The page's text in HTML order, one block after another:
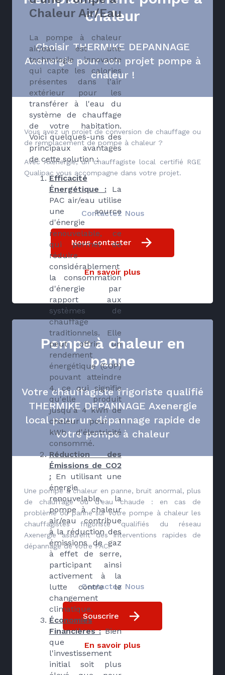
Chaleur Air/Eau
La pompe à chaleur
air/eau est une
technologie innovante
qui capte les calories
présentes dans l'air
extérieur pour les
transférer à l'eau du
système de chauffage
de votre habitation.
Voici quelques-uns des
principaux avantages
de cette solution :
Efficacité
Énergétique :La
PAC air/eau utilise
une source
d'énergie
renouvelable, ce
qui permet de
réduire
considérablement
la consommation
d'énergie par
rapport aux
systèmes de
chauffage
traditionnels. Elle
peut offrir un
rendement
énergétique (COP)
pouvant atteindre
4, ce qui signifie
qu'elle produit
jusqu'à 4 kWh de
chaleur pour 1
kWh d'électricité
consommé.
Réduction des
Émissions de CO2
:En utilisant une
énergie
renouvelable, la
pompe à chaleur
air/eau contribue
à la réduction des
émissions de gaz
à effet de serre,
participant ainsi
activement à la
lutte contre le
changement
climatique.
Économies
Financières :Bien
que
l'investissement
initial soit plus
chaleur
Choisir THERMIKE DEPANNAGE
Axenergie pour son projet pompe à
chaleur !
Vous avez un projet de conversion de chauffage ou
de remplacement de pompe à chaleur ?
Avec Axenergie, un chauffagiste local certifié RGE
Qualipac vous accompagne dans votre projet.
Contactez Nous
Nous contacter
En savoir plus
Pompe à chaleur en
panne
Votre chauffagiste frigoriste qualifié
THERMIKE DEPANNAGE Axenergie
local pour un dépannage rapide de
votre pompe à chaleur
Une pompe à chaleur en panne, bruit anormal, plus
de chauffage ou d’eau chaude : en cas de
problème ou panne sur votre pompe à chaleur les
chauffagistes frigoriste qualifiés du réseau
Axenergie assurent des interventions rapides de
dépannage de votre PAC.
Contactez Nous
Souscrire
En savoir plus